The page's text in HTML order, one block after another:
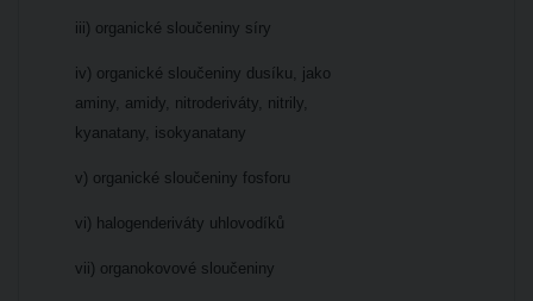
iii) organické sloučeniny síry
iv) organické sloučeniny dusíku, jako
aminy, amidy, nitroderiváty, nitrily,
kyanatany, isokyanatany
v) organické sloučeniny fosforu
vi) halogenderiváty uhlovodíků
vii) organokovové sloučeniny